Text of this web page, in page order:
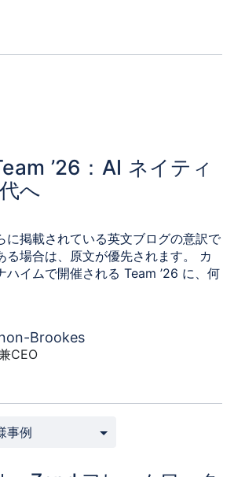
’26：AI ネイティ
へ
に掲載されている英文ブログの意訳で
る場合は、原文が優先されます。 カ
ハイムで開催される Team ’26 に、何
Brookes
CEO
事例